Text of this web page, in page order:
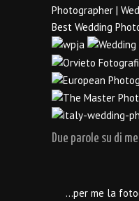
Due parole su di me
…per me la